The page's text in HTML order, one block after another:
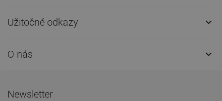
Užitočné odkazy 
O nás 
Newsletter